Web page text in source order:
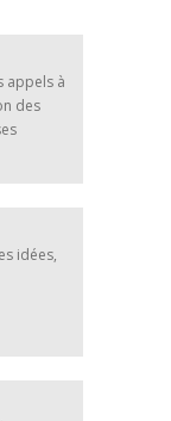
appels à
des
idées,